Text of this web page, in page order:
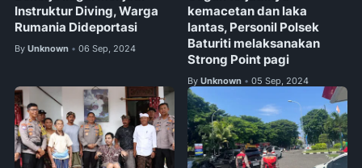
Instruktur Diving, Warga
Rumania Dideportasi
By Unknown • 06 Sep, 2024
kemacetan dan laka
lantas, Personil Polsek
Baturiti melaksanakan
Strong Point pagi
By Unknown • 05 Sep, 2024